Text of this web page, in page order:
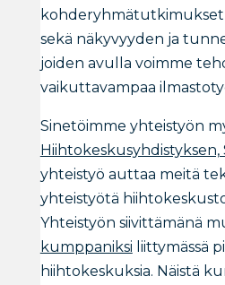
sekä näkyvyyden ja
joiden avulla voimme
vaikuttavampaa
Sinetöimme yhteistyön
Hiihtokeskusyhdistyksen,
yhteistyö auttaa meitä
yhteistyötä
Yhteistyön siivittämänä
kumppaniksi liittymässä
hiihtokeskuksia. Näistä